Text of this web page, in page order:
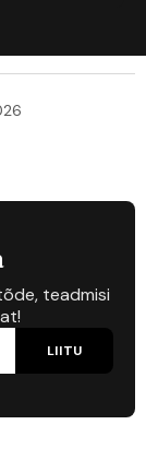
teadmisi
LIITU